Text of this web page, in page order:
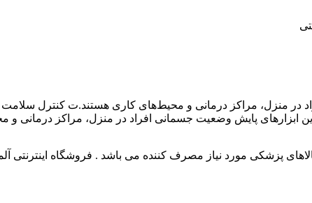
در منزل، مراکز درمانی و محیط‌های کاری هستند.ت کنترل سلامت
ابزارهای پایش وضعیت جسمانی افراد در منزل، مراکز درمانی و
پزشکی مورد نیاز مصرف کننده می باشد . فروشگاه اینترنتی